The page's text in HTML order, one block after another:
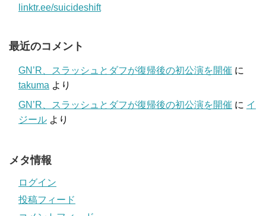
linktr.ee/suicideshift
最近のコメント
GN’R、スラッシュとダフが復帰後の初公演を開催 に
takuma より
GN’R、スラッシュとダフが復帰後の初公演を開催 に イ
ジール より
メタ情報
ログイン
投稿フィード